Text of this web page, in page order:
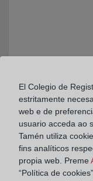
El Colegio de
estritamente
web e de
usuario acceda ao
Tamén utiliza
fins analíticos
propia web. Preme
“Política de